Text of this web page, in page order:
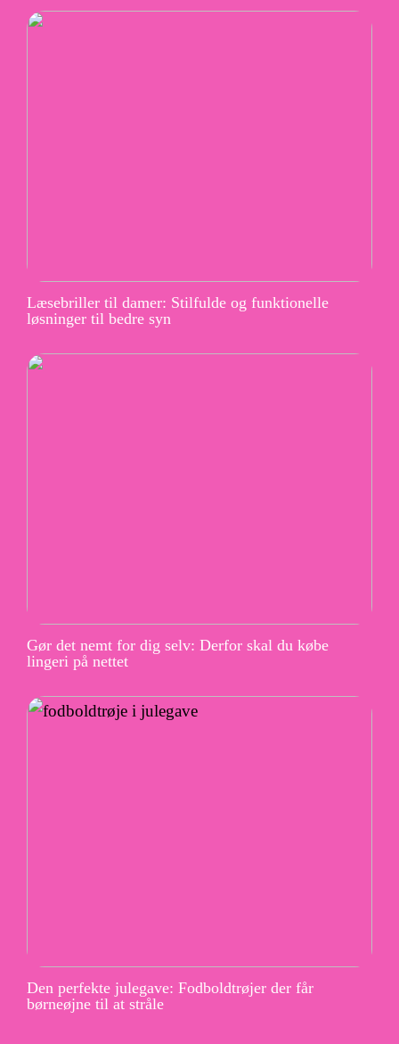
Læsebriller til damer: Stilfulde og funktionelle
løsninger til bedre syn
Gør det nemt for dig selv: Derfor skal du købe
lingeri på nettet
Den perfekte julegave: Fodboldtrøjer der får
børneøjne til at stråle